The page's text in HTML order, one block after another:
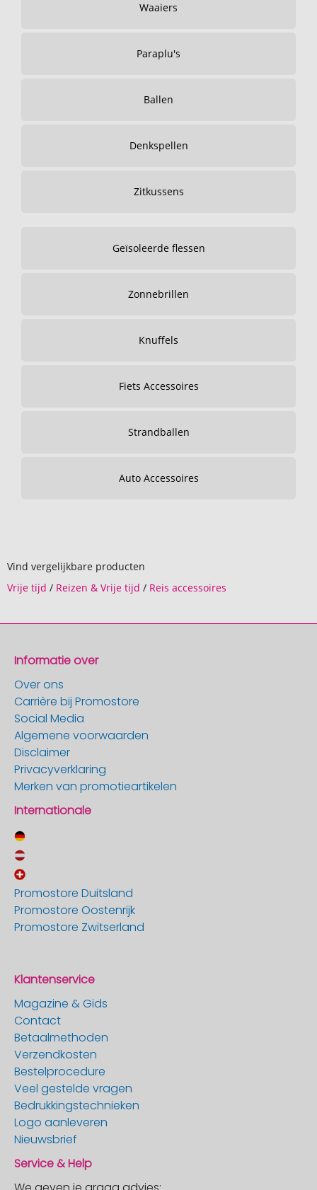
Waaiers
Paraplu's
Ballen
Denkspellen
Zitkussens
Geïsoleerde flessen
Zonnebrillen
Knuffels
Fiets Accessoires
Strandballen
Auto Accessoires
Vind vergelijkbare producten
Vrije tijd / Reizen & Vrije tijd / Reis accessoires
Informatie over
Over ons
Carrière bij Promostore
Social Media
Algemene voorwaarden
Disclaimer
Privacyverklaring
Merken van promotieartikelen
Internationale
Promostore Duitsland
Promostore Oostenrijk
Promostore Zwitserland
Klantenservice
Magazine & Gids
Contact
Betaalmethoden
Verzendkosten
Bestelprocedure
Veel gestelde vragen
Bedrukkingstechnieken
Logo aanleveren
Nieuwsbrief
Service & Help